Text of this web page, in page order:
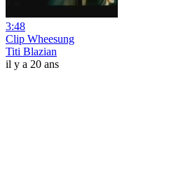
3:48
Clip Wheesung
Titi Blazian
il y a 20 ans